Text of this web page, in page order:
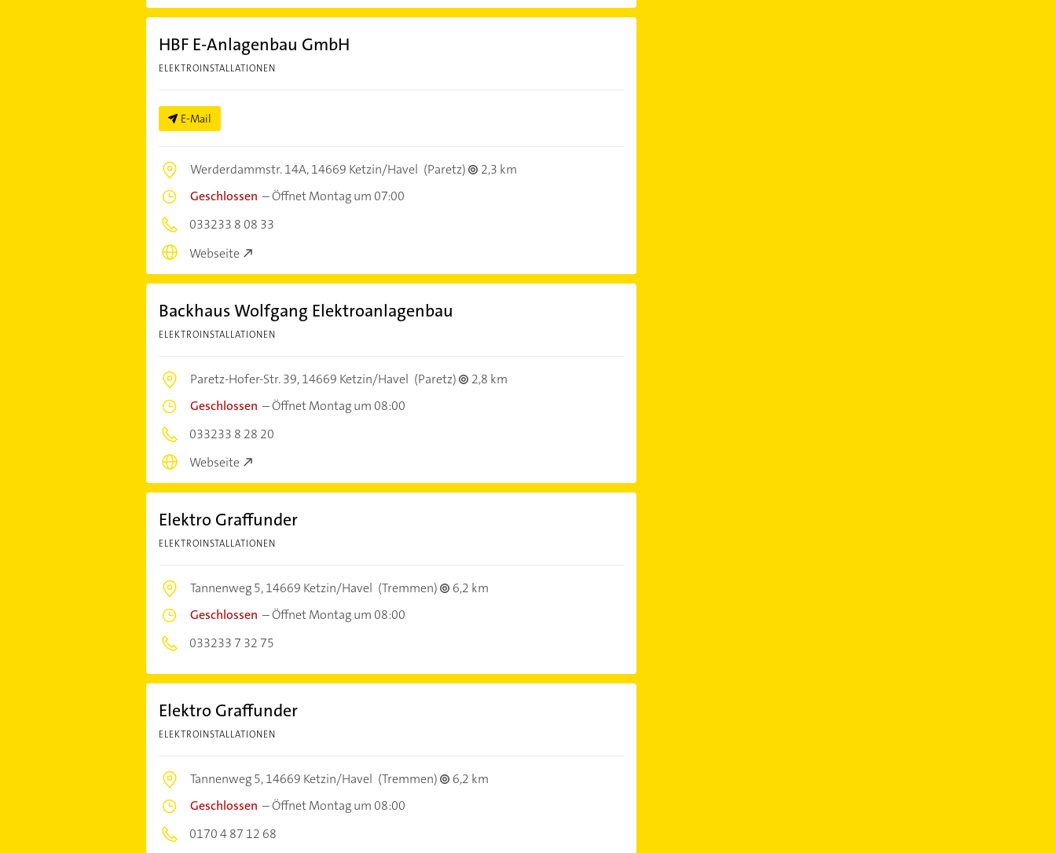
HBF E-Anlagenbau GmbH
ELEKTROINSTALLATIONEN
E-Mail
Werderdammstr. 14A,14669 Ketzin/Havel (Paretz)
2,3 km
Geschlossen –Öffnet Montag um 07:00
033233 8 08 33
Webseite
Backhaus Wolfgang Elektroanlagenbau
ELEKTROINSTALLATIONEN
Paretz-Hofer-Str. 39,14669 Ketzin/Havel (Paretz)
2,8 km
Geschlossen –Öffnet Montag um 08:00
033233 8 28 20
Webseite
Elektro Graffunder
ELEKTROINSTALLATIONEN
Tannenweg 5,14669 Ketzin/Havel (Tremmen)
6,2 km
Geschlossen –Öffnet Montag um 08:00
033233 7 32 75
Elektro Graffunder
ELEKTROINSTALLATIONEN
Tannenweg 5,14669 Ketzin/Havel (Tremmen)
6,2 km
Geschlossen –Öffnet Montag um 08:00
0170 4 87 12 68